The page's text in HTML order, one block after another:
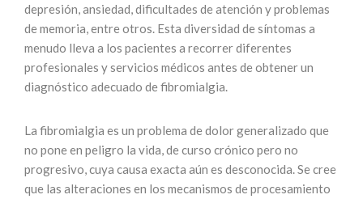
depresión, ansiedad, dificultades de atención y problemas
de memoria, entre otros. Esta diversidad de síntomas a
menudo lleva a los pacientes a recorrer diferentes
profesionales y servicios médicos antes de obtener un
diagnóstico adecuado de fibromialgia.
La fibromialgia es un problema de dolor generalizado que
no pone en peligro la vida, de curso crónico pero no
progresivo, cuya causa exacta aún es desconocida. Se cree
que las alteraciones en los mecanismos de procesamiento